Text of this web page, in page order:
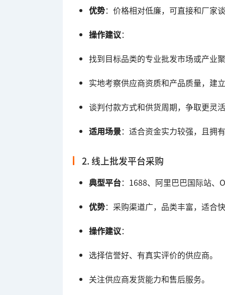
优势：价格相对低廉，可直接和厂家
操作建议：
找到目标品类的专业批发市场或产业
实地考察供应商资质和产品质量，建
谈判付款方式和供货周期，争取更灵
适用场景：适合资金实力较强，且拥
2. 线上批发平台采购
典型平台：1688、阿里巴巴国际站、
优势：采购渠道广，品类丰富，适合
操作建议：
选择信誉好、有真实评价的供应商。
关注供应商发货能力和售后服务。